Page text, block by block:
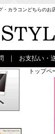
・カラコンどちらのお
お支払い・
トップペ